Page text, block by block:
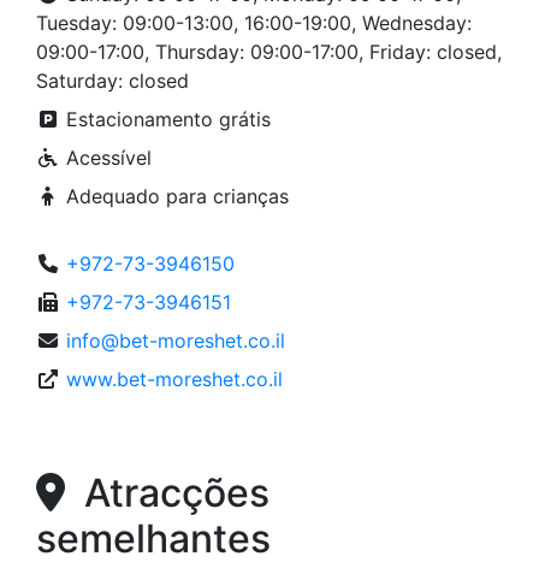
Tuesday: 09:00-13:00, 16:00-19:00, Wednesday:
09:00-17:00, Thursday: 09:00-17:00, Friday: closed,
Saturday: closed
Estacionamento grátis
Acessível
Adequado para crianças
+972-73-3946150
+972-73-3946151
info@bet-moreshet.co.il
www.bet-moreshet.co.il
Atracções
semelhantes